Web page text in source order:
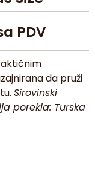
PDV
da pruži
Sirovinski
porekla: Turska